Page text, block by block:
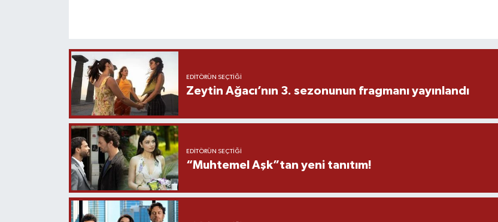
EDITÖRÜN SEÇTIĞI
Zeytin Ağacı’nın 3. sezonunun fragmanı yayınlandı
EDITÖRÜN SEÇTIĞI
“Muhtemel Aşk”tan yeni tanıtım!